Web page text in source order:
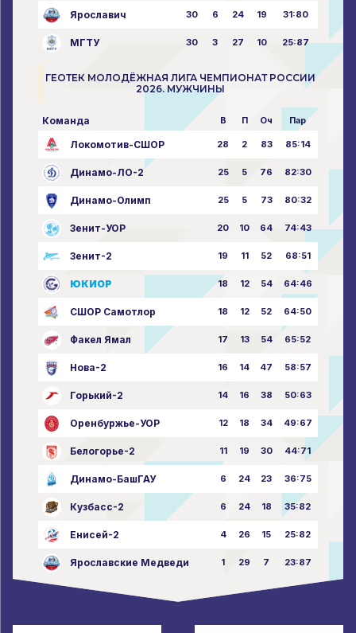
Ярославич 30 6 24 19 31:80
МГТУ 30 3 27 10 25:87
ГЕОТЕК МОЛОДЁЖНАЯ ЛИГА ЧЕМПИОНАТ РОССИИ
2026. МУЖЧИНЫ
Команда В П Оч Пар
Локомотив-СШОР 28 2 83 85:14
Динамо-ЛО-2 25 5 76 82:30
Динамо-Олимп 25 5 73 80:32
Зенит-УОР 20 10 64 74:43
Зенит-2 19 11 52 68:51
ЮКИОР 18 12 54 64:46
СШОР Самотлор 18 12 52 64:50
Факел Ямал 17 13 54 65:52
Нова-2 16 14 47 58:57
Горький-2 14 16 38 50:63
Оренбуржье-УОР 12 18 34 49:67
Белогорье-2 11 19 30 44:71
Динамо-БашГАУ 6 24 23 36:75
Кузбасс-2 6 24 18 35:82
Енисей-2 4 26 15 25:82
Ярославские Медведи 1 29 7 23:87